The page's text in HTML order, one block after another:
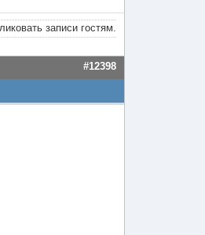
записи гостям.
#12398